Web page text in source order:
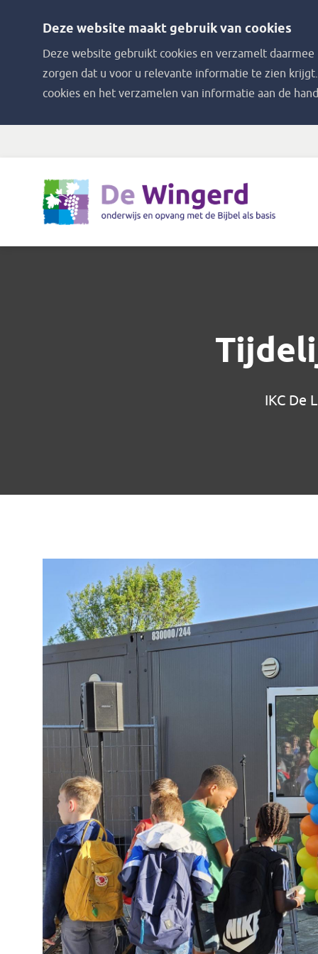
Deze website maakt gebruik van cookies
Deze website gebruikt cookies en verzamelt
zorgen dat u voor u relevante informatie te zien
cookies en het verzamelen van informatie aan de
IKC De